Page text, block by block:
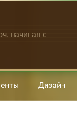
начиная с
Дизайн